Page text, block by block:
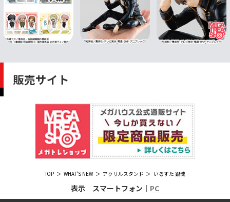
販売サイト
TOP WHAT'S NEW アクリルスタンド いるすた 銀魂
表示 スマートフォン｜ PC